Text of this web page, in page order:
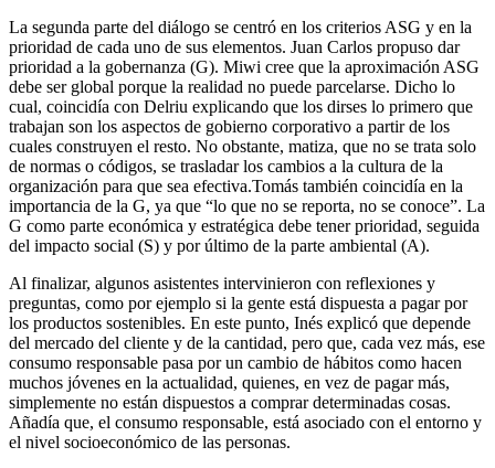
La segunda parte del diálogo se centró en los criterios ASG y en la
prioridad de cada uno de sus elementos. Juan Carlos propuso dar
prioridad a la gobernanza (G). Miwi cree que la aproximación ASG
debe ser global porque la realidad no puede parcelarse. Dicho lo
cual, coincidía con Delriu explicando que los dirses lo primero que
trabajan son los aspectos de gobierno corporativo a partir de los
cuales construyen el resto. No obstante, matiza, que no se trata solo
de normas o códigos, se trasladar los cambios a la cultura de la
organización para que sea efectiva.Tomás también coincidía en la
importancia de la G, ya que “lo que no se reporta, no se conoce”. La
G como parte económica y estratégica debe tener prioridad, seguida
del impacto social (S) y por último de la parte ambiental (A).
Al finalizar, algunos asistentes intervinieron con reflexiones y
preguntas, como por ejemplo si la gente está dispuesta a pagar por
los productos sostenibles. En este punto, Inés explicó que depende
del mercado del cliente y de la cantidad, pero que, cada vez más, ese
consumo responsable pasa por un cambio de hábitos como hacen
muchos jóvenes en la actualidad, quienes, en vez de pagar más,
simplemente no están dispuestos a comprar determinadas cosas.
Añadía que, el consumo responsable, está asociado con el entorno y
el nivel socioeconómico de las personas.